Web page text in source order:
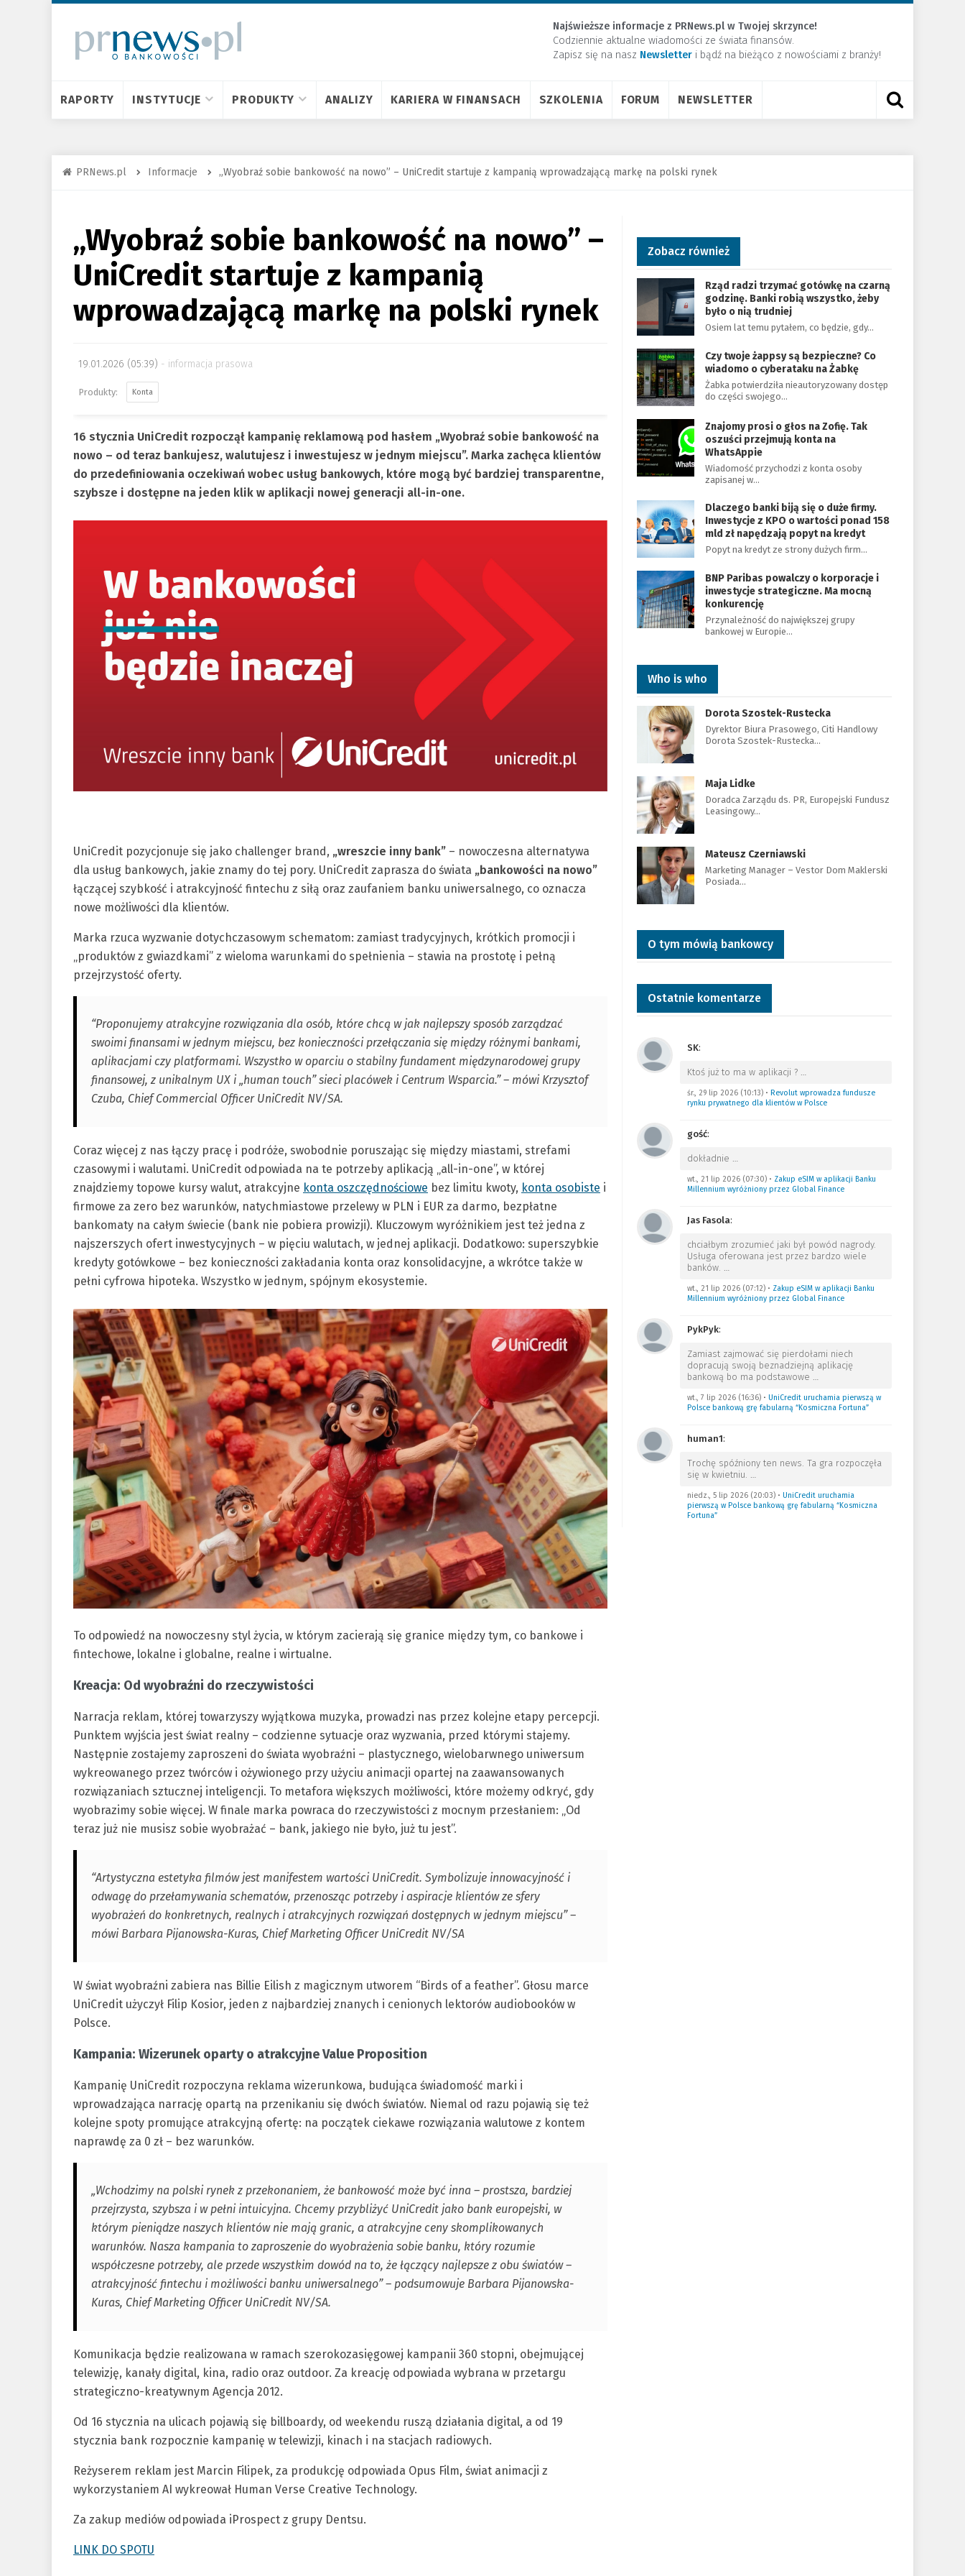
Najświeższe informacje z PRNews.pl w Twojej skrzynce!
Codziennie aktualne wiadomości ze świata finansów.
Zapisz się na nasz Newsletter ​i bądź na bieżąco z nowościami z branży!
RAPORTY INSTYTUCJE PRODUKTY ANALIZY KARIERA W FINANSACH SZKOLENIA FORUM NEWSLETTER
PRNews.pl Informacje „Wyobraź sobie bankowość na nowo” – UniCredit startuje z kampanią wprowadzającą markę na polski rynek
„Wyobraź sobie bankowość na nowo” –
UniCredit startuje z kampanią
wprowadzającą markę na polski rynek
19.01.2026 (05:39) informacja prasowa
Konta
16 stycznia UniCredit rozpoczął kampanię reklamową pod hasłem „Wyobraź sobie bankowość na
nowo – od teraz bankujesz, walutujesz i inwestujesz w jednym miejscu”. Marka zachęca klientów
do przedefiniowania oczekiwań wobec usług bankowych, które mogą być bardziej transparentne,
szybsze i dostępne na jeden klik w aplikacji nowej generacji all-in-one.
UniCredit pozycjonuje się jako challenger brand, „wreszcie inny bank” – nowoczesna alternatywa
dla usług bankowych, jakie znamy do tej pory. UniCredit zaprasza do świata „bankowości na nowo”
łączącej szybkość i atrakcyjność fintechu z siłą oraz zaufaniem banku uniwersalnego, co oznacza
nowe możliwości dla klientów.
Marka rzuca wyzwanie dotychczasowym schematom: zamiast tradycyjnych, krótkich promocji i
„produktów z gwiazdkami” z wieloma warunkami do spełnienia – stawia na prostotę i pełną
przejrzystość oferty.
“Proponujemy atrakcyjne rozwiązania dla osób, które chcą w jak najlepszy sposób zarządzać
swoimi finansami w jednym miejscu, bez konieczności przełączania się między różnymi bankami,
aplikacjami czy platformami. Wszystko w oparciu o stabilny fundament międzynarodowej grupy
finansowej, z unikalnym UX i „human touch” sieci placówek i Centrum Wsparcia.” – mówi Krzysztof
Czuba, Chief Commercial Officer UniCredit NV/SA.
Coraz więcej z nas łączy pracę i podróże, swobodnie poruszając się między miastami, strefami
czasowymi i walutami. UniCredit odpowiada na te potrzeby aplikacją „all-in-one”, w której
znajdziemy topowe kursy walut, atrakcyjne konta oszczędnościowe bez limitu kwoty, konta osobiste i
firmowe za zero bez warunków, natychmiastowe przelewy w PLN i EUR za darmo, bezpłatne
bankomaty na całym świecie (bank nie pobiera prowizji). Kluczowym wyróżnikiem jest też jedna z
najszerszych ofert inwestycyjnych – w pięciu walutach, w jednej aplikacji. Dodatkowo: superszybkie
kredyty gotówkowe – bez konieczności zakładania konta oraz konsolidacyjne, a wkrótce także w
pełni cyfrowa hipoteka. Wszystko w jednym, spójnym ekosystemie.
To odpowiedź na nowoczesny styl życia, w którym zacierają się granice między tym, co bankowe i
fintechowe, lokalne i globalne, realne i wirtualne.
Kreacja: Od wyobraźni do rzeczywistości
Narracja reklam, której towarzyszy wyjątkowa muzyka, prowadzi nas przez kolejne etapy percepcji.
Punktem wyjścia jest świat realny – codzienne sytuacje oraz wyzwania, przed którymi stajemy.
Następnie zostajemy zaproszeni do świata wyobraźni – plastycznego, wielobarwnego uniwersum
wykreowanego przez twórców i ożywionego przy użyciu animacji opartej na zaawansowanych
rozwiązaniach sztucznej inteligencji. To metafora większych możliwości, które możemy odkryć, gdy
wyobrazimy sobie więcej. W finale marka powraca do rzeczywistości z mocnym przesłaniem: „Od
teraz już nie musisz sobie wyobrażać – bank, jakiego nie było, już tu jest”.
“Artystyczna estetyka filmów jest manifestem wartości UniCredit. Symbolizuje innowacyjność i
odwagę do przełamywania schematów, przenosząc potrzeby i aspiracje klientów ze sfery
wyobrażeń do konkretnych, realnych i atrakcyjnych rozwiązań dostępnych w jednym miejscu” –
mówi Barbara Pijanowska-Kuras, Chief Marketing Officer UniCredit NV/SA
W świat wyobraźni zabiera nas Billie Eilish z magicznym utworem “Birds of a feather”. Głosu marce
UniCredit użyczył Filip Kosior, jeden z najbardziej znanych i cenionych lektorów audiobooków w
Polsce.
Kampania: Wizerunek oparty o atrakcyjne Value Proposition
Kampanię UniCredit rozpoczyna reklama wizerunkowa, budująca świadomość marki i
wprowadzająca narrację opartą na przenikaniu się dwóch światów. Niemal od razu pojawią się też
kolejne spoty promujące atrakcyjną ofertę: na początek ciekawe rozwiązania walutowe z kontem
naprawdę za 0 zł – bez warunków.
„Wchodzimy na polski rynek z przekonaniem, że bankowość może być inna – prostsza, bardziej
przejrzysta, szybsza i w pełni intuicyjna. Chcemy przybliżyć UniCredit jako bank europejski, w
którym pieniądze naszych klientów nie mają granic, a atrakcyjne ceny skomplikowanych
warunków. Nasza kampania to zaproszenie do wyobrażenia sobie banku, który rozumie
współczesne potrzeby, ale przede wszystkim dowód na to, że łączący najlepsze z obu światów –
atrakcyjność fintechu i możliwości banku uniwersalnego” – podsumowuje Barbara Pijanowska-
Kuras, Chief Marketing Officer UniCredit NV/SA.
Komunikacja będzie realizowana w ramach szerokozasięgowej kampanii 360 stopni, obejmującej
telewizję, kanały digital, kina, radio oraz outdoor. Za kreację odpowiada wybrana w przetargu
strategiczno-kreatywnym Agencja 2012.
Od 16 stycznia na ulicach pojawią się billboardy, od weekendu ruszą działania digital, a od 19
stycznia bank rozpocznie kampanię w telewizji, kinach i na stacjach radiowych.
Reżyserem reklam jest Marcin Filipek, za produkcję odpowiada Opus Film, świat animacji z
wykorzystaniem AI wykreował Human Verse Creative Technology.
Za zakup mediów odpowiada iProspect z grupy Dentsu.
LINK DO SPOTU
Zobacz również
Rząd radzi trzymać gotówkę na czarną
godzinę. Banki robią wszystko, żeby
było o nią trudniej
Osiem lat temu pytałem, co będzie, gdy…
Czy twoje żappsy są bezpieczne? Co
wiadomo o cyberataku na Żabkę
Żabka potwierdziła nieautoryzowany dostęp
do części swojego…
Znajomy prosi o głos na Zofię. Tak
oszuści przejmują konta na
WhatsAppie
Wiadomość przychodzi z konta osoby
zapisanej w…
Dlaczego banki biją się o duże firmy.
Inwestycje z KPO o wartości ponad 158
mld zł napędzają popyt na kredyt
Popyt na kredyt ze strony dużych firm…
BNP Paribas powalczy o korporacje i
inwestycje strategiczne. Ma mocną
konkurencję
Przynależność do największej grupy
bankowej w Europie…
Who is who
Dorota Szostek-Rustecka
Dyrektor Biura Prasowego, Citi Handlowy
Dorota Szostek-Rustecka…
Maja Lidke
Doradca Zarządu ds. PR, Europejski Fundusz
Leasingowy…
Mateusz Czerniawski
Marketing Manager – Vestor Dom Maklerski
Posiada…
O tym mówią bankowcy
Ostatnie komentarze
SK:
Ktoś już to ma w aplikacji ? …
śr., 29 lip 2026 (10:13)• Revolut wprowadza fundusze
rynku prywatnego dla klientów w Polsce
gość:
dokładnie …
wt., 21 lip 2026 (07:30)• Zakup eSIM w aplikacji Banku
Millennium wyróżniony przez Global Finance
Jas Fasola:
chciałbym zrozumieć jaki był powód nagrody.
Usługa oferowana jest przez bardzo wiele
banków. …
wt., 21 lip 2026 (07:12)• Zakup eSIM w aplikacji Banku
Millennium wyróżniony przez Global Finance
PykPyk:
Zamiast zajmować się pierdołami niech
dopracują swoją beznadziejną aplikację
bankową bo ma podstawowe …
wt., 7 lip 2026 (16:36)• UniCredit uruchamia pierwszą w
Polsce bankową grę fabularną “Kosmiczna Fortuna”
human1:
Trochę spóźniony ten news. Ta gra rozpoczęła
się w kwietniu. …
niedz., 5 lip 2026 (20:03)• UniCredit uruchamia
pierwszą w Polsce bankową grę fabularną “Kosmiczna
Fortuna”